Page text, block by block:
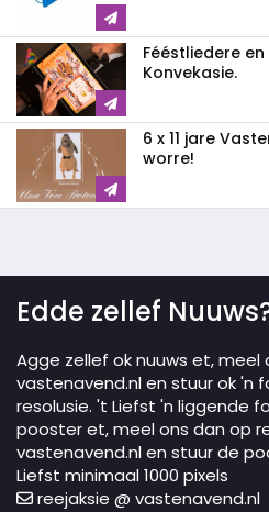
Fééstliedere
Konvekasie.
6 x 11 jare
worre!
Edde zellef
Agge zellef ok nuuws et, meel
vastenavend.nl en stuur ok 'n
resolusie. 't Liefst 'n liggende
pooster et, meel ons dan op
vastenavend.nl en stuur de
Liefst minimaal 1000 pixels
reejaksie @ vastenavend.nl